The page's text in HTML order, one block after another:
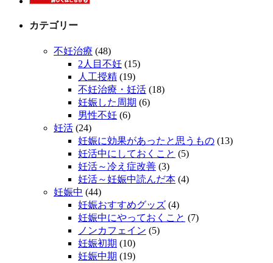
カテゴリー
不妊治療 (48)
2人目不妊 (15)
人工授精 (19)
不妊治療・妊活 (18)
妊娠した周期 (6)
男性不妊 (6)
妊活 (24)
妊娠に効果があったと思うもの (13)
妊活中にしておくこと (5)
妊活～冷え症改善 (3)
妊活～妊娠中読んだ本 (4)
妊娠中 (44)
妊娠おすすめグッズ (4)
妊娠中にやっておくこと (7)
ノンカフェイン (5)
妊娠初期 (10)
妊娠中期 (19)